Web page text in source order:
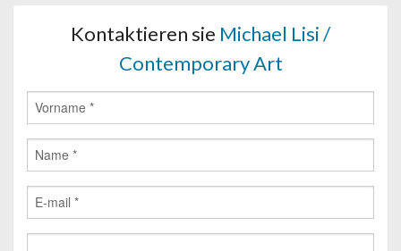
Kontaktieren sie Michael Lisi /
Contemporary Art